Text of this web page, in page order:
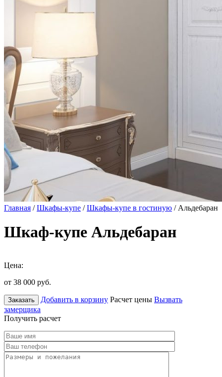
Главная /Шкафы-купе /Шкафы-купе в гостиную / Альдебаран
Шкаф-купе Альдебаран
Цена:
от 38 000 руб.
Заказать Добавить в корзину Расчет цены Вызвать
замерщика
Получить расчет